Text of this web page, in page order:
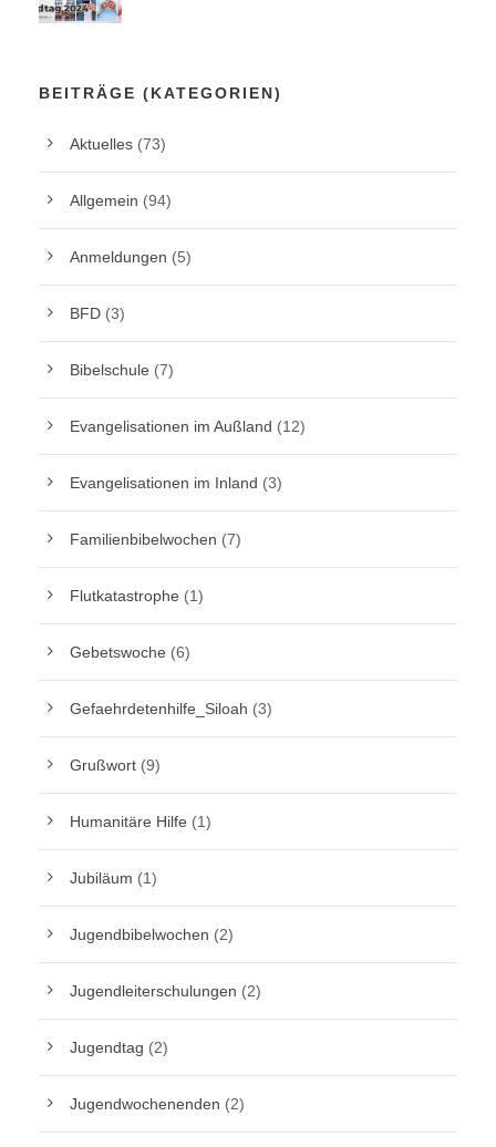
BEITRÄGE (KATEGORIEN)
Aktuelles (73)
Allgemein (94)
Anmeldungen (5)
BFD (3)
Bibelschule (7)
Evangelisationen im Außland (12)
Evangelisationen im Inland (3)
Familienbibelwochen (7)
Flutkatastrophe (1)
Gebetswoche (6)
Gefaehrdetenhilfe_Siloah (3)
Grußwort (9)
Humanitäre Hilfe (1)
Jubiläum (1)
Jugendbibelwochen (2)
Jugendleiterschulungen (2)
Jugendtag (2)
Jugendwochenenden (2)